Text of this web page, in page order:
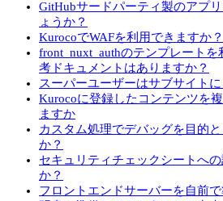
GitHubサードパーティ製のアプ
ょうか？
KurocoでWAFを利用できますか？
front_nuxt_authのテンプレート
考ドキュメントはありますか？
スーパーユーザーはサブサイト
Kurocoに登録したコンテンツを
ますか
カスタム処理でデバッグを目的
か？
セキュリティチェックシートへ
か？
フロントエンドサーバーを自前